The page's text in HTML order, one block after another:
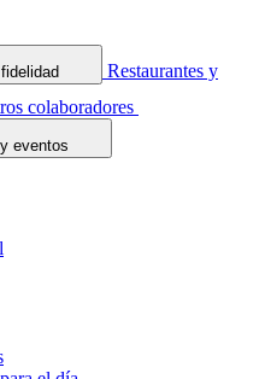
Restaurantes y
colaboradores
eventos